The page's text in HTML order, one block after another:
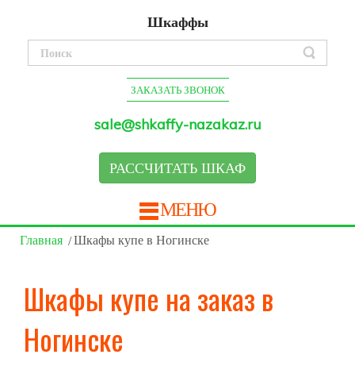
Шкаффы
ЗАКАЗАТЬ ЗВОНОК
sale@shkaffy-nazakaz.ru
РАССЧИТАТЬ ШКАФ
МЕНЮ
Главная Шкафы купе в Ногинске
Шкафы купе на заказ в
Ногинске